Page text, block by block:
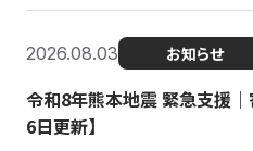
2026.08.03 お知らせ
令和8年熊本地震 緊急支援｜
6日更新】